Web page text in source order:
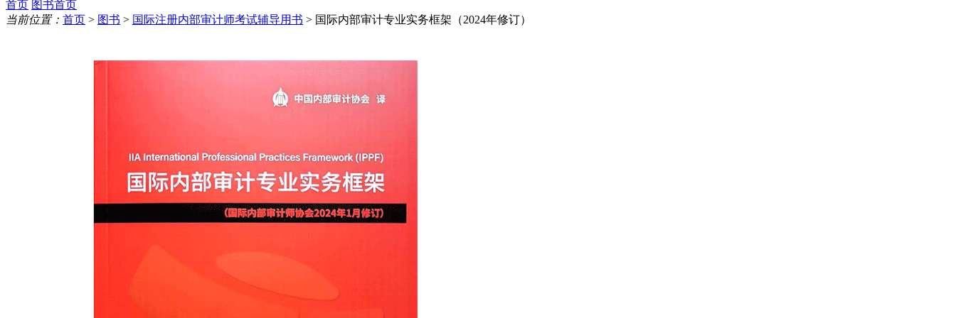
首页 图书首页
当前位置： 首页 > 图书 > 国际注册内部审计师考试辅导用书 > 国际内部审计专业实务框架（2024年修订）